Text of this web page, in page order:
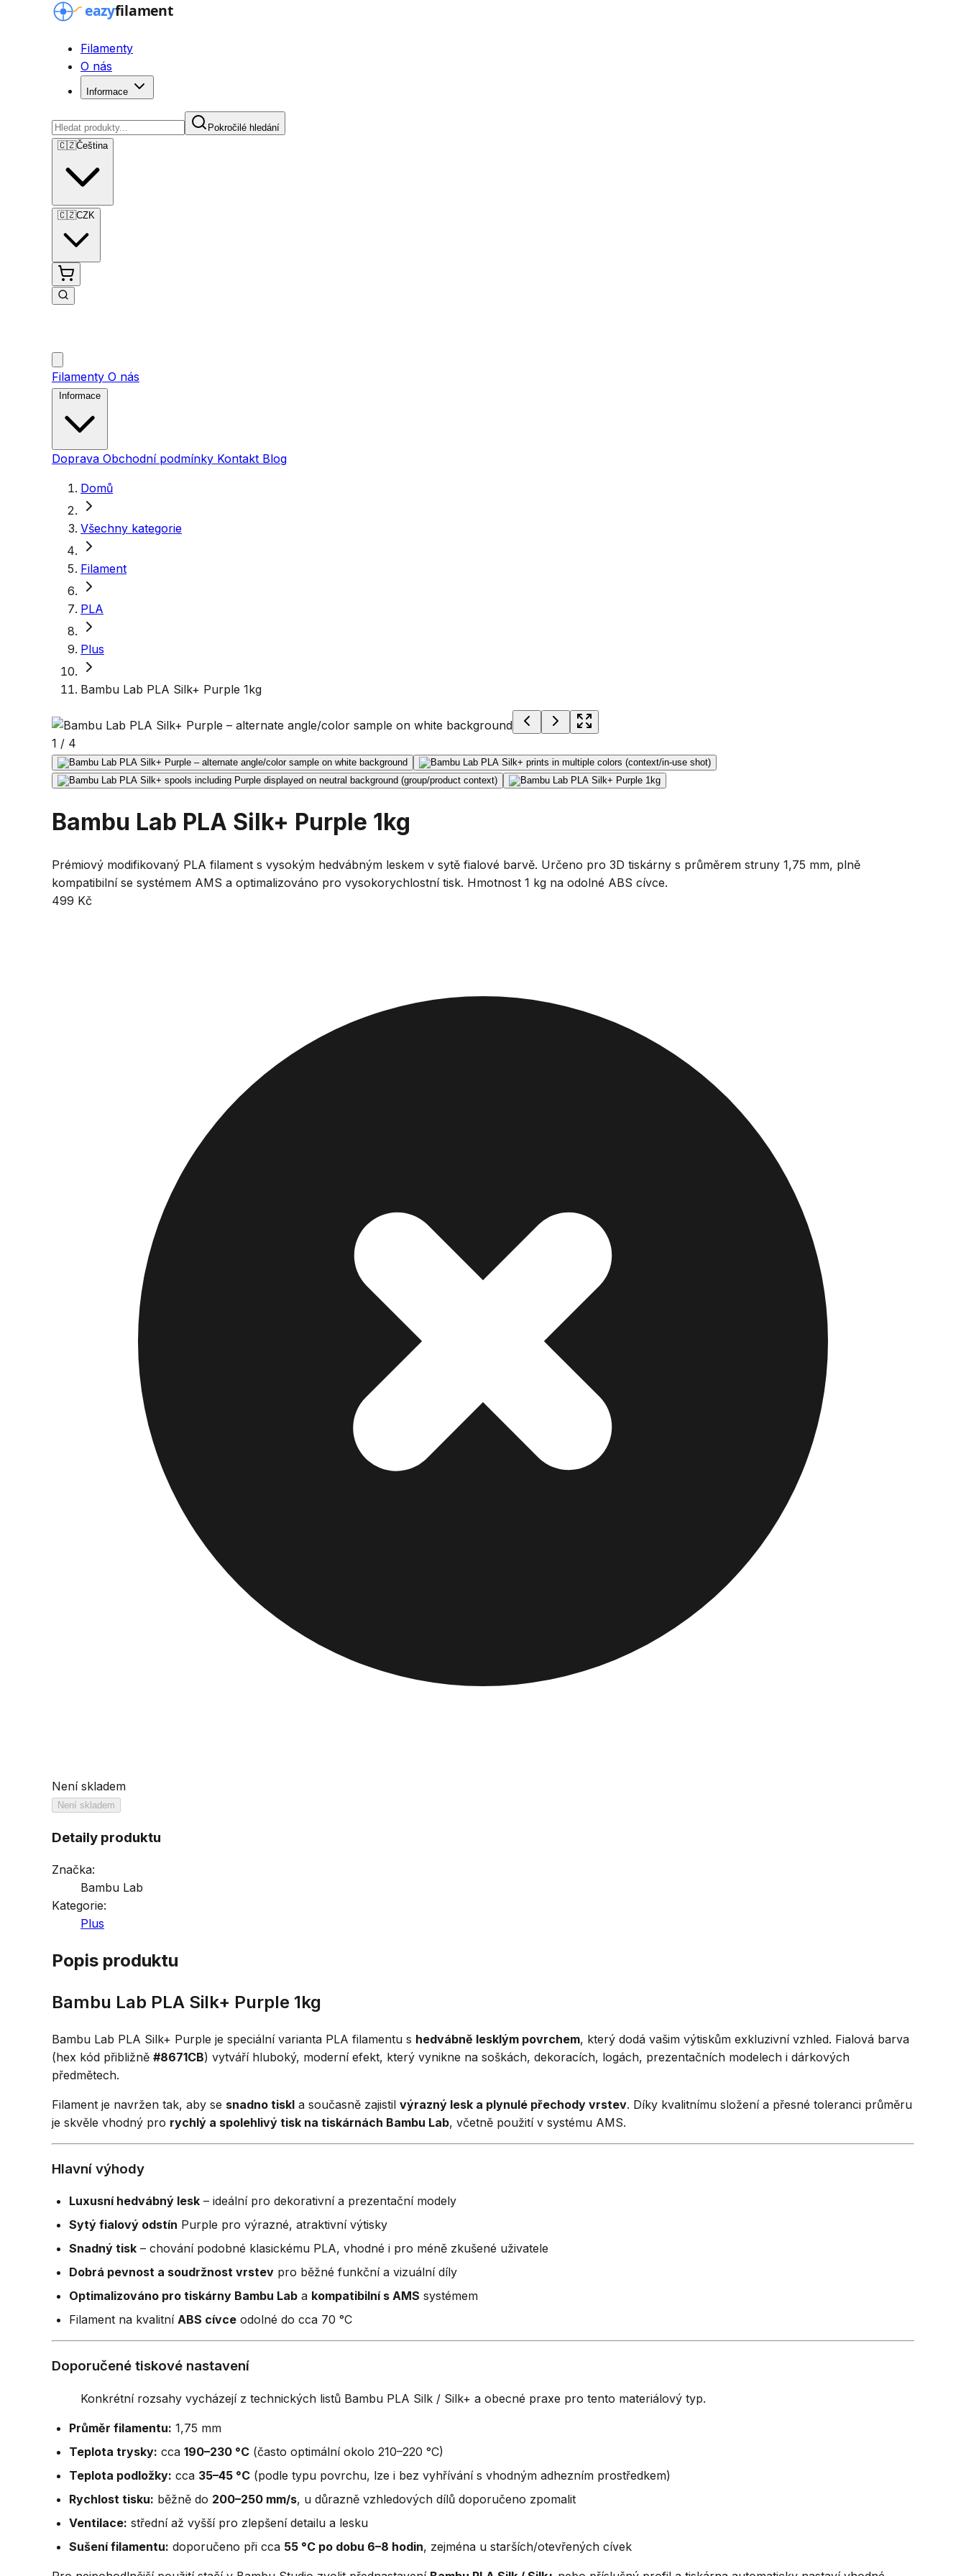
Filamenty
O nás
Informace
Pokročilé hledání
🇨🇿Čeština
🇨🇿CZK
Filamenty O nás
Doprava Obchodní podmínky Kontakt Blog
Domů
Všechny kategorie
Filament
PLA
Plus
Bambu Lab PLA Silk+ Purple 1kg
1 / 4
Bambu Lab PLA Silk+ Purple 1kg
Prémiový modifikovaný PLA filament s vysokým hedvábným leskem v sytě fialové barvě. Určeno pro 3D tiskárny s průměrem struny 1,75 mm, plně
kompatibilní se systémem AMS a optimalizováno pro vysokorychlostní tisk. Hmotnost 1 kg na odolné ABS cívce.
499 Kč
Není skladem
Není skladem
Detaily produktu
Značka:
Bambu Lab
Kategorie:
Plus
Popis produktu
Bambu Lab PLA Silk+ Purple 1kg
Bambu Lab PLA Silk+ Purple je speciální varianta PLA filamentu s hedvábně lesklým povrchem, který dodá vašim výtiskům exkluzivní vzhled. Fialová barva
(hex kód přibližně #8671CB) vytváří hluboký, moderní efekt, který vynikne na soškách, dekoracích, logách, prezentačních modelech i dárkových
předmětech.
Filament je navržen tak, aby se snadno tiskl a současně zajistil výrazný lesk a plynulé přechody vrstev. Díky kvalitnímu složení a přesné toleranci průměru
je skvěle vhodný pro rychlý a spolehlivý tisk na tiskárnách Bambu Lab, včetně použití v systému AMS.
Hlavní výhody
Luxusní hedvábný lesk – ideální pro dekorativní a prezentační modely
Sytý fialový odstín Purple pro výrazné, atraktivní výtisky
Snadný tisk – chování podobné klasickému PLA, vhodné i pro méně zkušené uživatele
Dobrá pevnost a soudržnost vrstev pro běžné funkční a vizuální díly
Optimalizováno pro tiskárny Bambu Lab a kompatibilní s AMS systémem
Filament na kvalitní ABS cívce odolné do cca 70 °C
Doporučené tiskové nastavení
Konkrétní rozsahy vycházejí z technických listů Bambu PLA Silk / Silk+ a obecné praxe pro tento materiálový typ.
Průměr filamentu: 1,75 mm
Teplota trysky: cca 190–230 °C (často optimální okolo 210–220 °C)
Teplota podložky: cca 35–45 °C (podle typu povrchu, lze i bez vyhřívání s vhodným adhezním prostředkem)
Rychlost tisku: běžně do 200–250 mm/s, u důrazně vzhledových dílů doporučeno zpomalit
Ventilace: střední až vyšší pro zlepšení detailu a lesku
Sušení filamentu: doporučeno při cca 55 °C po dobu 6–8 hodin, zejména u starších/otevřených cívek